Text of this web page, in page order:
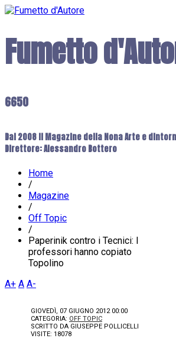
Fumetto
6650
Dal 2008 il Magazine della Nona Arte e
Direttore: Alessandro Bottero
Home
/
Magazine
/
Off Topic
/
Paperinik contro i Tecnici: I
professori hanno copiato
Topolino
A+ A A-
GIOVEDÌ, 07 GIUGNO 2012 00:00
CATEGORIA: OFF TOPIC
SCRITTO DA GIUSEPPE POLLICELLI
VISITE: 18078